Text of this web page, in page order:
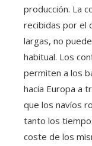
producción. La
recibidas por el
largas, no
habitual. Los
permiten a los
hacia Europa a
que los navíos
tanto los
coste de los